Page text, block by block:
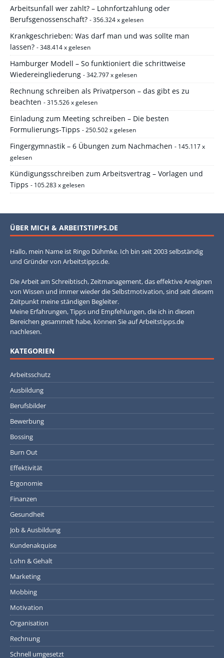
Arbeitsunfall wer zahlt? – Lohnfortzahlung oder
Berufsgenossenschaft? - 356.324 x gelesen
Krankgeschrieben: Was darf man und was sollte man
lassen? - 348.414 x gelesen
Hamburger Modell – So funktioniert die schrittweise
Wiedereingliederung - 342.797 x gelesen
Rechnung schreiben als Privatperson – das gibt es zu
beachten - 315.526 x gelesen
Einladung zum Meeting schreiben – Die besten
Formulierungs-Tipps - 250.502 x gelesen
Fingergymnastik – 6 Übungen zum Nachmachen - 145.117 x
gelesen
Kündigungsschreiben zum Arbeitsvertrag – Vorlagen und
Tipps - 105.283 x gelesen
ÜBER MICH & ARBEITSTIPPS.DE
Hallo, mein Name ist Ringo Dühmke. Ich bin seit 2003 selbständig
und Gründer von Arbeitstipps.de.
Die Arbeit am Schreibtisch, Zeitmanagement, das effektive Aneignen
von Wissen und immer wieder die Selbstmotivation, sind seit diesem
Zeitpunkt meine ständigen Begleiter.
Meine Erfahrungen, Tipps und Empfehlungen, die ich in diesen
Bereichen gesammelt habe, können Sie auf Arbeitstipps.de
nachlesen.
KATEGORIEN
Arbeitsschutz
Ausbildung
Berufsbilder
Bewerbung
Bossing
Burn Out
Effektivität
Ergonomie
Finanzen
Gesundheit
Job & Ausbildung
Kundenakquise
Lohn & Gehalt
Marketing
Mobbing
Motivation
Organisation
Rechnung
Schnell umgesetzt